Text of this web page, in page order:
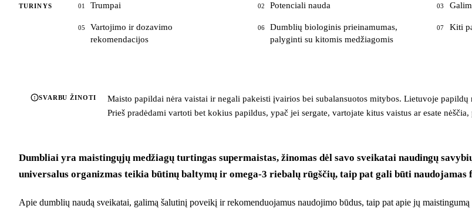
TURINYS 01 Trumpai 02 Potenciali nauda 03
05
Vartojimo ir dozavimo
rekomendacijos
06
Dumblių biologinis prieinamumas,
palyginti su kitomis medžiagomis
07 Kiti
SVARBU ŽINOTI
Maisto papildai nėra vaistai ir negali pakeisti įvairios bei subalansuotos mitybos. Lietuvoje
Prieš pradėdami vartoti bet kokius papildus, ypač jei sergate, vartojate kitus vaistus ar esate
Dumbliai yra maistingųjų medžiagų turtingas supermaistas, žinomas dėl savo sveikatai naudingų
universalus organizmas teikia būtinų baltymų ir omega-3 riebalų rūgščių, taip pat gali būti
Apie dumblių naudą sveikatai, galimą šalutinį poveikį ir rekomenduojamus naudojimo būdus, taip pat apie jų maistingumą